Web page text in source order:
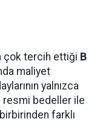
çok tercih ettiği B
maliyet
yalnızca
resmi bedeller ile
farklı